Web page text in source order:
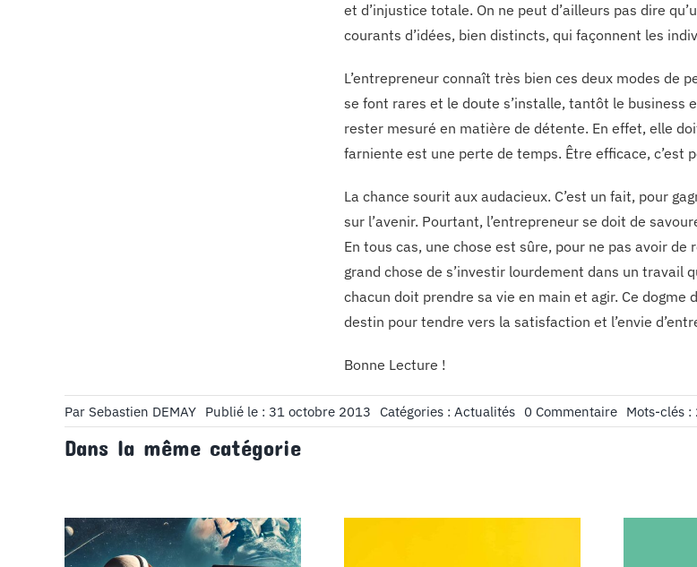
et d’injustice totale. On ne peut d’ailleurs pas dire
courants d’idées, bien distincts, qui façonnent les
L’entrepreneur connaît très bien ces deux modes de
se font rares et le doute s’installe, tantôt le
rester mesuré en matière de détente. En effet, elle
farniente est une perte de temps. Être efficace,
La chance sourit aux audacieux. C’est un fait, pour
sur l’avenir. Pourtant, l’entrepreneur se doit de
En tous cas, une chose est sûre, pour ne pas avoir
grand chose de s’investir lourdement dans un travail
chacun doit prendre sa vie en main et agir. Ce
destin pour tendre vers la satisfaction et l’envie
Bonne Lecture !
Par Sebastien DEMAY Publié le : 31 octobre 2013 Catégories : Actualités 0 Commentaireon
Edito
Mots-clés :
Dans la même catégorie